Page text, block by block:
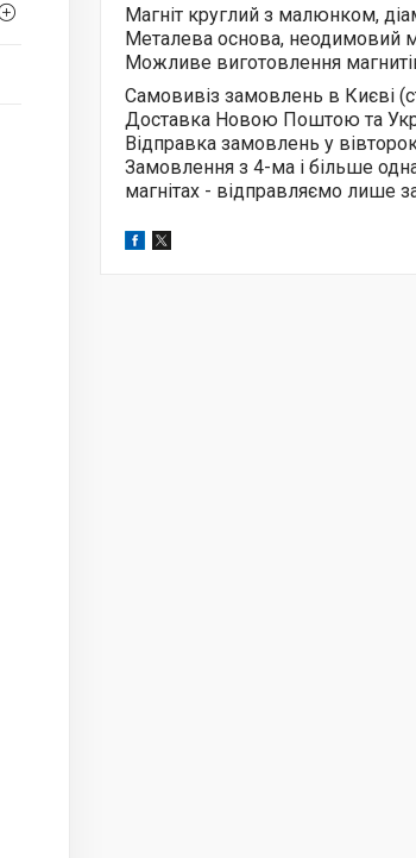
Магніт круглий з малюнком,
Металева основа, неодимовий
Можливе виготовлення
Самовивіз замовлень в Києві
Доставка Новою Поштою та
Відправка замовлень у
Замовлення з 4-ма і більше
магнітах - відправляємо лише